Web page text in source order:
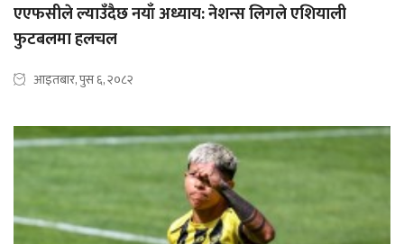
एएफसीले ल्याउँदैछ नयाँ अध्याय: नेशन्स लिगले एशियाली
फुटबलमा हलचल
आइतबार, पुस ६, २०८२